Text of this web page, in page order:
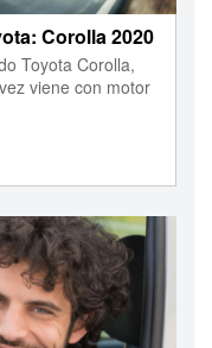
Corolla 2020
Toyota Corolla,
viene con motor